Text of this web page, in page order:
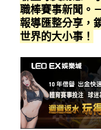
職棒賽事新聞。
報導匯整分享，
世界的大小事！